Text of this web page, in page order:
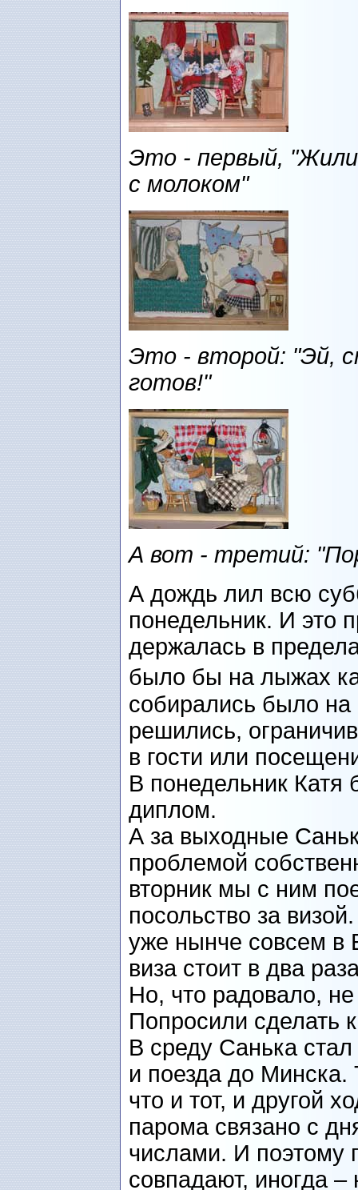
Это - первый,
с молоком"
Это - второй: "Эй,
готов!"
А вот - третий:
А дождь лил всю
понедельник. И это
держалась в
было бы на лыжах
собирались было на
решились,
в гости или
В понедельник Катя
диплом.
А за выходные
проблемой
вторник мы с ним
посольство за
уже нынче совсем в
виза стоит в два
Но, что радовало,
Попросили сделать к
В среду Санька
и поезда до Минска.
что и тот, и другой
парома связано с
числами. И поэтому
совпадают, иногда –